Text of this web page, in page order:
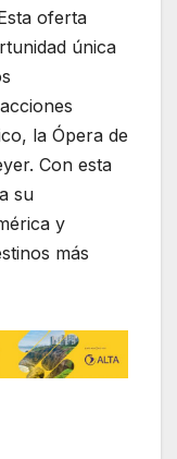
oferta
única
la Ópera de
Con esta
su
y
más